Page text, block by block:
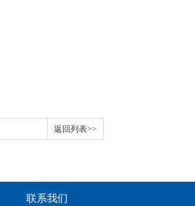
返回列表>>
联系我们